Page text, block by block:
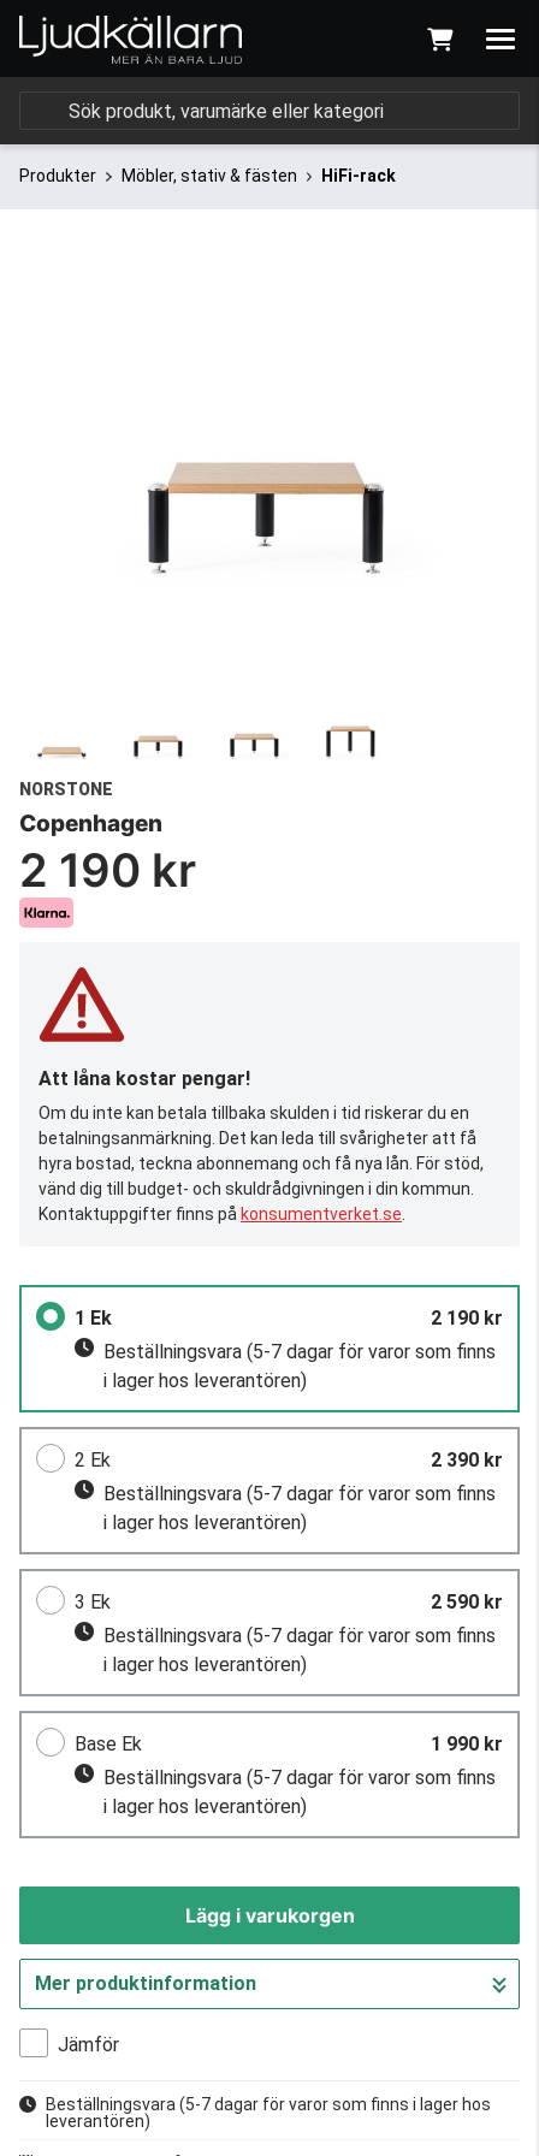
Produkter Möbler, stativ & fästen HiFi-rack
NORSTONE
Copenhagen
2 190 kr
Att låna kostar pengar!
Om du inte kan betala tillbaka skulden i tid riskerar du en
betalningsanmärkning. Det kan leda till svårigheter att få
hyra bostad, teckna abonnemang och få nya lån. För stöd,
vänd dig till budget- och skuldrådgivningen i din kommun.
Kontaktuppgifter finns på konsumentverket.se
1 Ek
2 190 kr
Beställningsvara (5-7 dagar för varor som finns
i lager hos leverantören)
2 Ek
2 390 kr
Beställningsvara (5-7 dagar för varor som finns
i lager hos leverantören)
3 Ek
2 590 kr
Beställningsvara (5-7 dagar för varor som finns
i lager hos leverantören)
Base Ek
1 990 kr
Beställningsvara (5-7 dagar för varor som finns
i lager hos leverantören)
Lägg i varukorgen
Gå till kassan
Mer produktinformation
Jämför
Beställningsvara (5-7 dagar för varor som finns i lager hos
leverantören)